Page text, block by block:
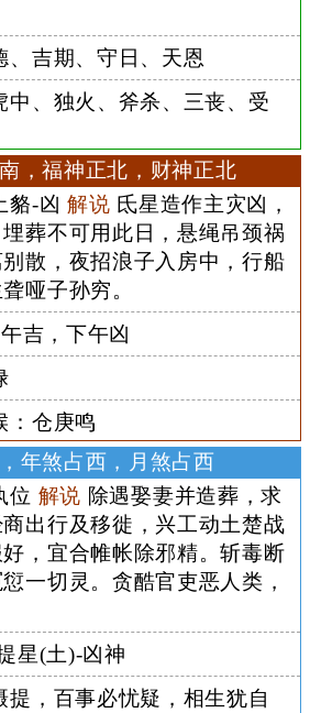
、吉期、守日、天恩
中、独火、斧杀、三丧、受
，福神正北，财神正北
貉-凶 解说 氐星造作主灾凶，
葬不可用此日，悬绳吊颈祸
散，夜招浪子入房中，行船
哑子孙穷。
午吉，下午凶
：仓庚鸣
年煞占西，月煞占西
位 解说 除遇娶妻并造葬，求
出行及移徙，兴工动土楚战
，宜合帷帐除邪精。斩毒断
一切灵。贪酷官吏恶人类，
星(土)-凶神
提，百事必忧疑，相生犹自